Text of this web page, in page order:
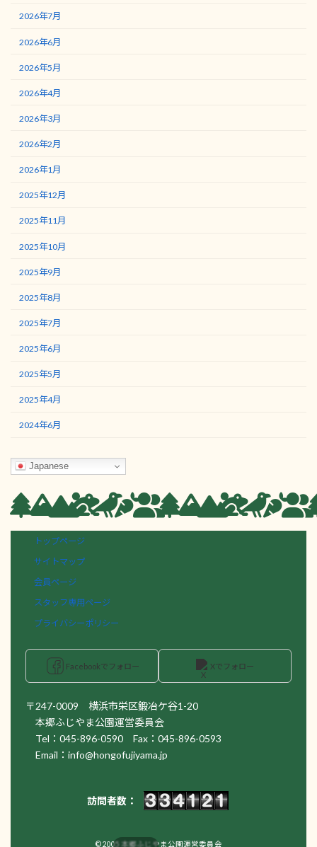
2026年7月
2026年6月
2026年5月
2026年4月
2026年3月
2026年2月
2026年1月
2025年12月
2025年11月
2025年10月
2025年9月
2025年8月
2025年7月
2025年6月
2025年5月
2025年4月
2024年6月
Japanese
トップページ
サイトマップ
会員ページ
スタッフ専用ページ
プライバシーポリシー
Facebookでフォロー Xでフォロー
〒247-0009 横浜市栄区鍛冶ケ谷1-20
本郷ふじやま公園運営委員会
Tel：045-896-0590 Fax：045-896-0593
Email：info@hongofujiyama.jp
訪問者数：
© 2005 本郷ふじやま公園運営委員会